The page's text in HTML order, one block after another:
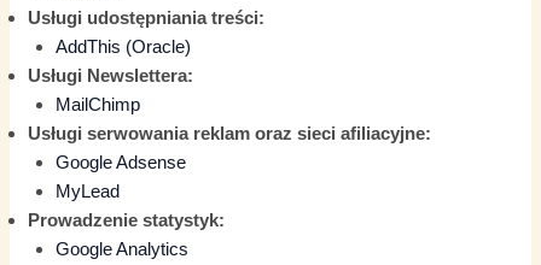
Usługi udostępniania treści:
AddThis (Oracle)
Usługi Newslettera:
MailChimp
Usługi serwowania reklam oraz sieci afiliacyjne:
Google Adsense
MyLead
Prowadzenie statystyk:
Google Analytics